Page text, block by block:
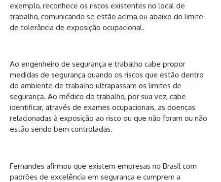
exemplo, reconhece os riscos existentes no local de
trabalho, comunicando se estão acima ou abaixo do limite
de tolerância de exposição ocupacional.
Ao engenheiro de segurança e trabalho cabe propor
medidas de segurança quando os riscos que estão dentro
do ambiente de trabalho ultrapassam os limites de
segurança. Ao médico do trabalho, por sua vez, cabe
identificar, através de exames ocupacionais, as doenças
relacionadas à exposição ao risco ou que não foram ou não
estão sendo bem controladas.
Fernandes afirmou que existem empresas no Brasil com
padrões de excelência em segurança e cumprem a